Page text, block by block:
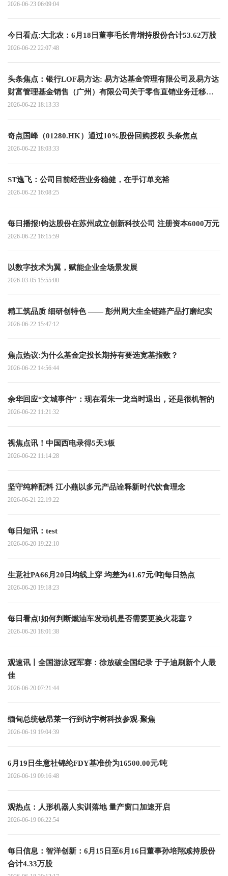
2026-06-23 06:09:04
今日看点:大北农：6月18日董事毛长青增持股份合计53.62万股
2026-06-22 22:07:48
头条焦点：银行LOF易方达: 易方达基金管理有限公司及易方达
财富管理基金销售（广州）有限公司关于零售直销业务迁移安
排的联合提示性公告
2026-06-22 18:13:33
奇点国峰（01280.HK）通过10%股份回购授权 头条焦点
2026-06-22 18:03:33
ST逸飞：公司目前经营业务稳健，在手订单充裕
2026-06-22 16:08:25
每日播报!钧达股份在苏州成立创新科技公司 注册资本6000万元
2026-06-22 16:15:59
以数字技术为翼，赋能企业全场景发展
2026-03-05 15:55:00
精工筑品质 细研创特色 —— 彭州周大生全链路产品打磨纪实
2026-06-22 15:47:12
焦点热议:为什么基金定投长期持有要选宽基指数？
2026-06-22 14:56:44
余华回应“文城事件”：现在看朱一龙当时退出，还是很机智的
2026-06-22 11:21:32
视焦点讯！中国西电录得5天3板
2026-06-22 11:14:28
坚守纯粹配料 江小燕以多元产品诠释新时代饮食理念
2026-06-21 22:19:22
每日短讯：test
2026-06-20 19:22:10
生意社PA66月20日均线上穿 均差为41.67元/吨|每日热点
2026-06-20 19:18:23
每日看点!如何判断燃油车发动机是否需要更换火花塞？
2026-06-20 18:01:38
观速讯丨全国游泳冠军赛：徐放破全国纪录 于子迪刷新个人最
佳
2026-06-20 07:21:44
缅甸总统敏昂莱一行到访宇树科技参观-聚焦
2026-06-19 19:04:39
6月19日生意社锦纶FDY基准价为16500.00元/吨
2026-06-19 09:16:48
观热点：人形机器人实训落地 量产窗口加速开启
2026-06-19 06:22:54
每日信息：智洋创新：6月15日至6月16日董事孙培翔减持股份
合计4.33万股